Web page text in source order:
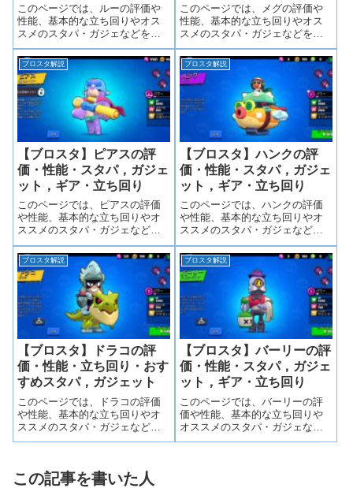
このページでは、ルーの評価や
性能、基本的な立ち回りやオス
スメのスタパ・ガジェなどを詳
しく紹介しています。また、ル
ーの強みやプレイ中に意識する
こと、有利・不利なキャラなど
を解説しています。
このページでは、メグの評価や
性能、基本的な立ち回りやオス
スメのスタパ・ガジェなどを詳
しく紹介しています。また、メ
グの強みやプレイ中に意識する
こと、有利・不利なキャラなど
を解説しています。
ブロスタ解説
【ブロスタ】ピアスの評
価・性能・スタパ，ガジェ
ット，ギア・立ち回り
このページでは、ピアスの評価
や性能、基本的な立ち回りやオ
ススメのスタパ・ガジェなどを
詳しく紹介しています。また、
ピアスの強みやプレイ中に意識
すること、有利・不利なキャラ
などを解説しています。
ブロスタ解説
【ブロスタ】ハンクの評
価・性能・スタパ，ガジェ
ット，ギア・立ち回り
このページでは、ハンクの評価
や性能、基本的な立ち回りやオ
ススメのスタパ・ガジェなどを
詳しく紹介しています。また、
ハンクの強みやプレイ中に意識
すること、有利・不利なキャラ
などを解説しています。
ブロスタ解説
【ブロスタ】ドラコの評
価・性能・立ち回り・おす
すめスタパ，ガジェット
このページでは、ドラコの評価
や性能、基本的な立ち回りやオ
ススメのスタパ・ガジェなどを
詳しく紹介しています。また、
などを解説しています。
ブロスタ解説
【ブロスタ】バーリーの評
価・性能・スタパ，ガジェ
ット，ギア・立ち回り
このページでは、バーリーの評
価や性能、基本的な立ち回りや
オススメのスタパ・ガジェなど
を詳しく紹介しています。ま
この記事を書いた人